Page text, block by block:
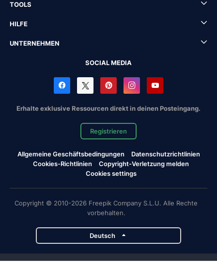
TOOLS
HILFE
UNTERNEHMEN
SOCIAL MEDIA
Erhalte exklusive Ressourcen direkt in deinen Posteingang.
Registrieren
Allgemeine Geschäftsbedingungen
Datenschutzrichtlinien
Cookies-Richtlinien
Copyright-Verletzung melden
Cookies settings
Copyright © 2010-2026 Freepik Company S.L.U. Alle Rechte
vorbehalten.
Deutsch